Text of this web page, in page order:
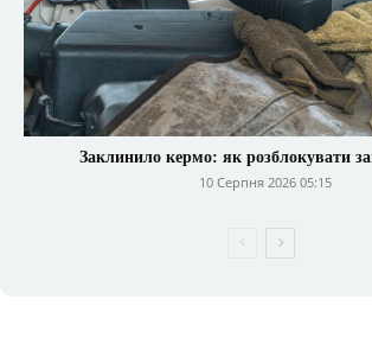
Заклинило кермо: як розблокувати
10 Серпня 2026 05:15